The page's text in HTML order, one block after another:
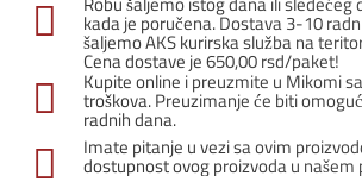
12
/
Zlato
mat
količina
kada je poručena. Dostava 3-10
šaljemo AKS kurirska služba na
Cena dostave je 650,00 rsd/paket!
Kupite online i preuzmite u Mikomi
troškova. Preuzimanje će biti
radnih dana.
Imate pitanje u vezi sa ovim
dostupnost ovog proizvoda u